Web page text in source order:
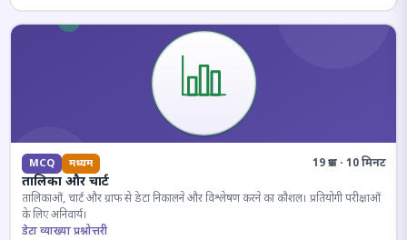
MCQ मध्यम 19 प्रश्न · 10 मिनट
तालिका और चार्ट
तालिकाओं, चार्ट और ग्राफ से डेटा निकालने और विश्लेषण करने का कौशल। प्रतियोगी परीक्षाओं
के लिए अनिवार्य।
डेटा व्याख्या प्रश्नोत्तरी